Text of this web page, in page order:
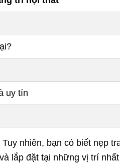
uy tín
nhiên, bạn có biết nẹp
lắp đặt tại những vị trí